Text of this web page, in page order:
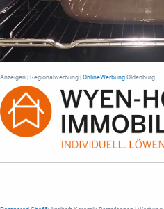
Anzeigen | Regionalwerbung | OnlineWerbung Oldenburg